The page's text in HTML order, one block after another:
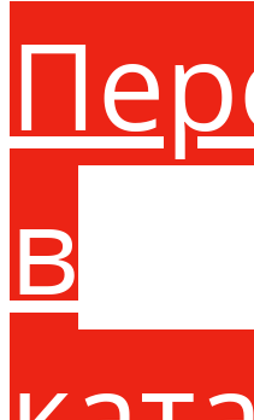
в